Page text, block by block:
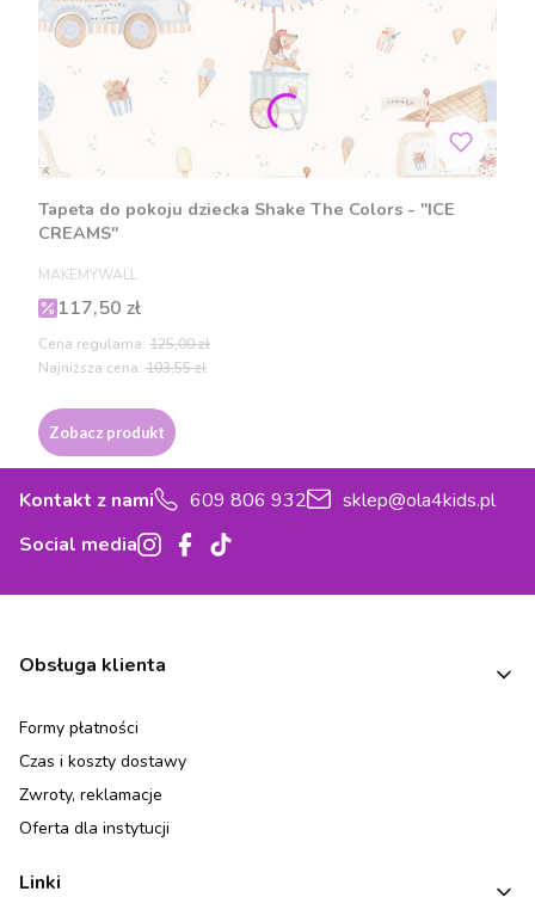
Tapeta do pokoju dziecka Shake The Colors - "ICE
CREAMS"
PRODUCENT
MAKEMYWALL
Cena promocyjna
117,50 zł
Cena regularna: 125,00 zł
Najniższa cena: 103,55 zł
Zobacz produkt
Kontakt z nami 609 806 932
sklep@ola4kids.pl
Social media
Linki w stopce
Obsługa klienta
Formy płatności
Czas i koszty dostawy
Zwroty, reklamacje
Oferta dla instytucji
Linki